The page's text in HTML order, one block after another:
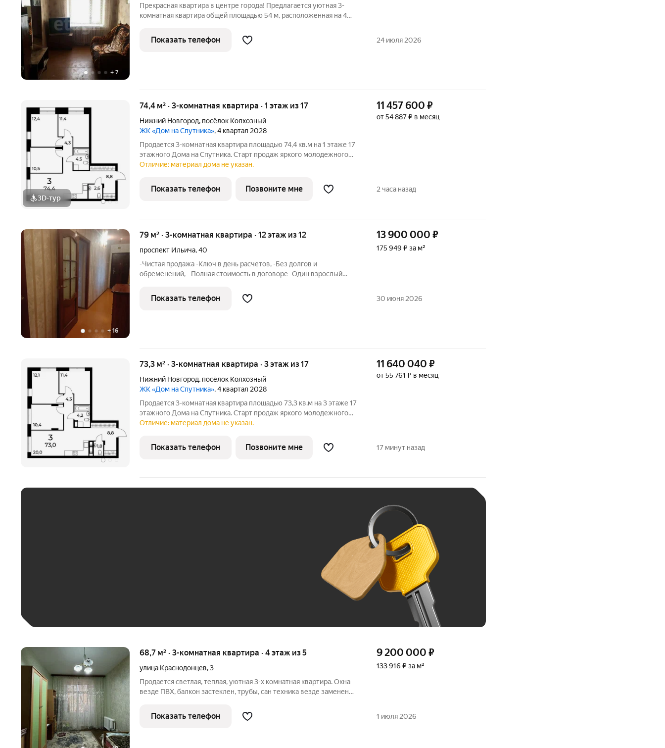
+ 7
Прекрасная квартира в центре города! Предлагается уютная 3-
комнатная квартира общей площадью 54 м, расположенная на 4
вашим новым домом! Особенности квартиры: Общая площадь: 54
мЖилая
Показать телефон 24 июля 2026
3D-тур
74,4 м² · 3-комнатная квартира · 1 этаж из 17
Нижний Новгород, посёлок Колхозный
ЖК «Дом на Спутника», 4 квартал 2028
Продается 3-комнатная квартира площадью 74,4 кв.м на 1 этаже 17
этажного Дома на Спутника. Старт продаж яркого молодежного
жилого комплекса Дом на Спутника современный проект от ГК
районе,
11 457 600 ₽
от 54 887 ₽ в месяц
Отличие: материал дома не указан.
Показать телефон Позвоните мне 2 часа назад
+16
79 м² · 3-комнатная квартира · 12 этаж из 12
проспект Ильича,40
-Чистая продажа -Ключ в день расчетов, -Без долгов и
обременений, - Полная стоимость в договоре -Один взрослый
договоренности. Разговариваем о торге по факту просмотра.
13 900 000 ₽
175 949 ₽ за м²
Показать телефон 30 июня 2026
73,3 м² · 3-комнатная квартира · 3 этаж из 17
Нижний Новгород, посёлок Колхозный
ЖК «Дом на Спутника», 4 квартал 2028
Продается 3-комнатная квартира площадью 73,3 кв.м на 3 этаже 17
этажного Дома на Спутника. Старт продаж яркого молодежного
жилого комплекса Дом на Спутника современный проект от ГК
районе,
11 640 040 ₽
от 55 761 ₽ в месяц
Отличие: материал дома не указан.
Показать телефон Позвоните мне 17 минут назад
68,7 м² · 3-комнатная квартира · 4 этаж из 5
улица Краснодонцев,3
Продается светлая, теплая, уютная 3-х комнатная квартира. Окна
везде ПВХ, балкон застеклен, трубы, сан техника везде заменены.
линолеум, двери межкомнатные хорошего качества(дуб), есть
9 200 000 ₽
133 916 ₽ за м²
Показать телефон 1 июля 2026